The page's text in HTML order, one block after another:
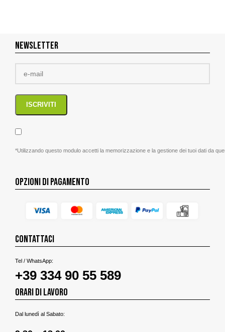
NEWSLETTER
*Utilizzando questo modulo accetti la memorizzazione e la gestione dei tuoi dati da
OPZIONI DI PAGAMENTO
CONTATTACI
Tel / WhatsApp:
+39 334 90 55 589
ORARI DI LAVORO
Dal lunedì al Sabato: